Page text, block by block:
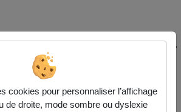
de l'université Paris
un média sur Médiathèque de l'université
cookies pour personnaliser l’affichage
de droite, mode sombre ou dyslexie